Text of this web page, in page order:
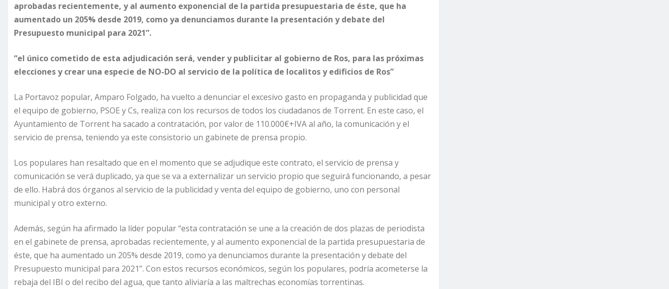
aprobadas recientemente, y al aumento exponencial de la partida presupuestaria de éste, que ha
aumentado un 205% desde 2019, como ya denunciamos durante la presentación y debate del
Presupuesto municipal para 2021”.
“el único cometido de esta adjudicación será, vender y publicitar al gobierno de Ros, para las próximas
elecciones y crear una especie de NO-DO al servicio de la política de localitos y edificios de Ros”
La Portavoz popular, Amparo Folgado, ha vuelto a denunciar el excesivo gasto en propaganda y publicidad que
el equipo de gobierno, PSOE y Cs, realiza con los recursos de todos los ciudadanos de Torrent. En este caso, el
Ayuntamiento de Torrent ha sacado a contratación, por valor de 110.000€+IVA al año, la comunicación y el
servicio de prensa, teniendo ya este consistorio un gabinete de prensa propio.
Los populares han resaltado que en el momento que se adjudique este contrato, el servicio de prensa y
comunicación se verá duplicado, ya que se va a externalizar un servicio propio que seguirá funcionando, a pesar
de ello. Habrá dos órganos al servicio de la publicidad y venta del equipo de gobierno, uno con personal
municipal y otro externo.
Además, según ha afirmado la líder popular “esta contratación se une a la creación de dos plazas de periodista
en el gabinete de prensa, aprobadas recientemente, y al aumento exponencial de la partida presupuestaria de
éste, que ha aumentado un 205% desde 2019, como ya denunciamos durante la presentación y debate del
Presupuesto municipal para 2021”. Con estos recursos económicos, según los populares, podría acometerse la
rebaja del IBI o del recibo del agua, que tanto aliviaría a las maltrechas economías torrentinas.